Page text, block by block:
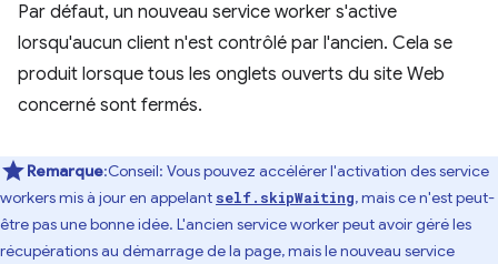
Par défaut, un nouveau service worker s'active
lorsqu'aucun client n'est contrôlé par l'ancien. Cela se
produit lorsque tous les onglets ouverts du site Web
concerné sont fermés.
Remarque:Conseil: Vous pouvez accélérer l'activation des service
workers mis à jour en appelant self.skipWaiting, mais ce n'est peut-
être pas une bonne idée. L'ancien service worker peut avoir géré les
récupérations au démarrage de la page, mais le nouveau service